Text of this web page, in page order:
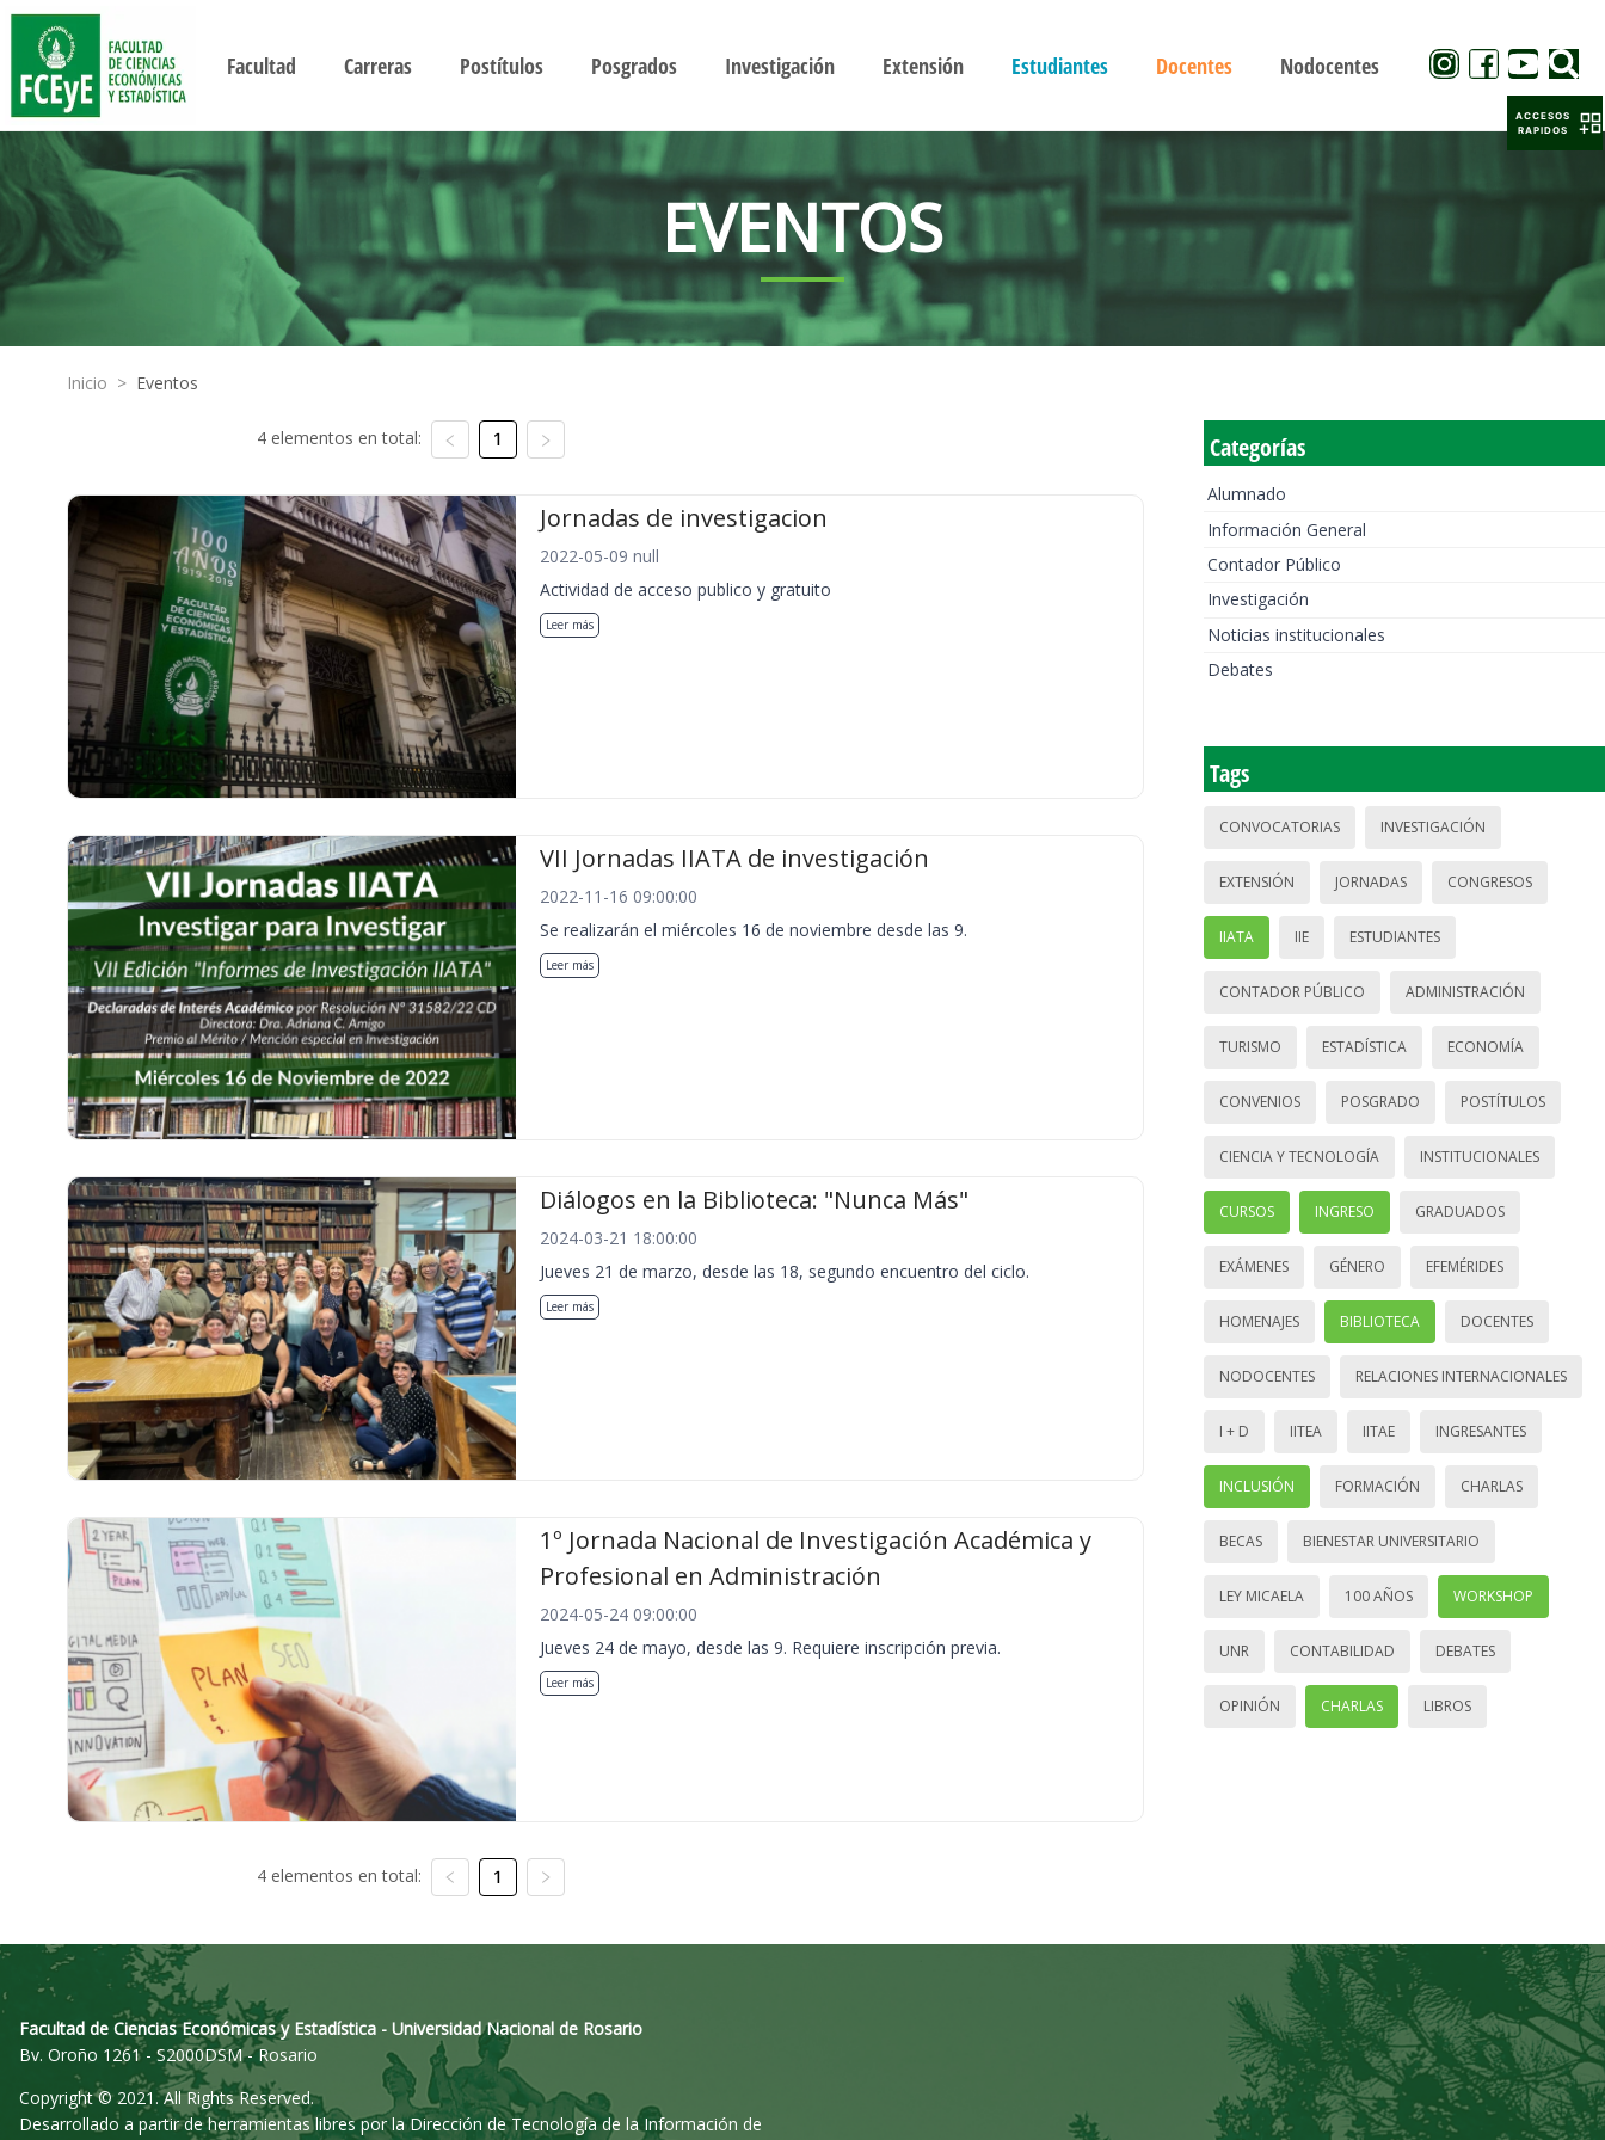
Facultad Carreras Postítulos Posgrados Investigación Extensión Estudiantes Docentes Nodocentes
EVENTOS
Inicio > Eventos
4 elementos en total: 1
Jornadas de investigacion
2022-05-09 null
Actividad de acceso publico y gratuito
Leer más
VII Jornadas IIATA de investigación
2022-11-16 09:00:00
Se realizarán el miércoles 16 de noviembre desde las 9.
Leer más
Diálogos en la Biblioteca: "Nunca Más"
2024-03-21 18:00:00
Jueves 21 de marzo, desde las 18, segundo encuentro del ciclo.
Leer más
1º Jornada Nacional de Investigación Académica y
Profesional en Administración
2024-05-24 09:00:00
Jueves 24 de mayo, desde las 9. Requiere inscripción previa.
Leer más
4 elementos en total: 1
Categorías
Alumnado
Información General
Contador Público
Investigación
Noticias institucionales
Debates
Tags
CONVOCATORIAS INVESTIGACIÓN
EXTENSIÓN JORNADAS CONGRESOS
IIATA IIE ESTUDIANTES
CONTADOR PÚBLICO ADMINISTRACIÓN
TURISMO ESTADÍSTICA ECONOMÍA
CONVENIOS POSGRADO POSTÍTULOS
CIENCIA Y TECNOLOGÍA INSTITUCIONALES
CURSOS INGRESO GRADUADOS
EXÁMENES GÉNERO EFEMÉRIDES
HOMENAJES BIBLIOTECA DOCENTES
NODOCENTES RELACIONES INTERNACIONALES
I + D IITEA IITAE INGRESANTES
INCLUSIÓN FORMACIÓN CHARLAS
BECAS BIENESTAR UNIVERSITARIO
LEY MICAELA 100 AÑOS WORKSHOP
UNR CONTABILIDAD DEBATES
OPINIÓN CHARLAS LIBROS
Facultad de Ciencias Económicas y Estadística - Universidad Nacional de Rosario
Bv. Oroño 1261 - S2000DSM - Rosario
Copyright © 2021. All Rights Reserved.
Desarrollado a partir de herramientas libres por la Dirección de Tecnología de la Información de
ACCESOS
RAPIDOS